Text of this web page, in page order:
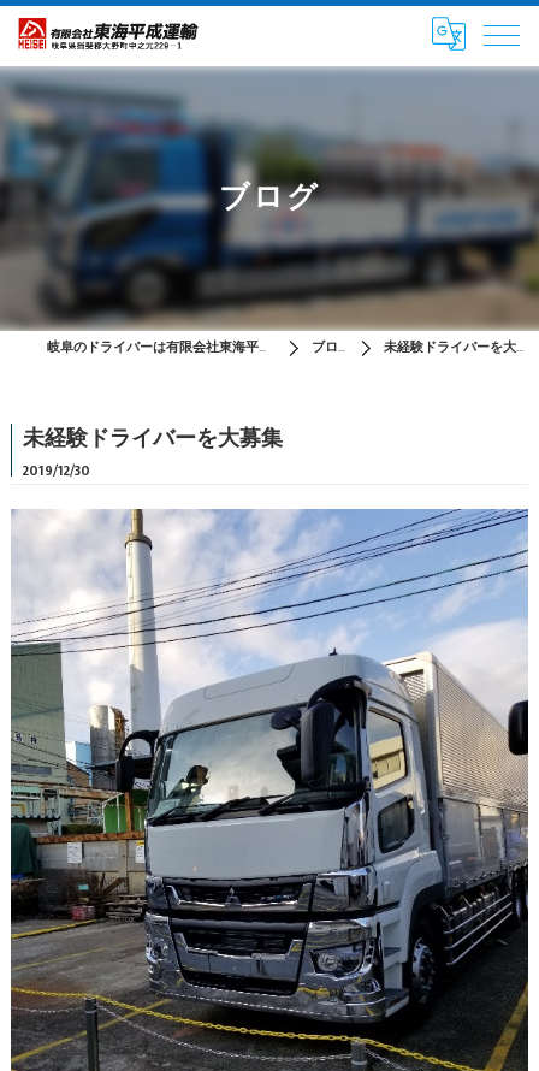
ブログ
岐阜のドライバーは有限会社東海平成運輸 ブログ 未経験ドライバーを大募集
未経験ドライバーを大募集
2019/12/30